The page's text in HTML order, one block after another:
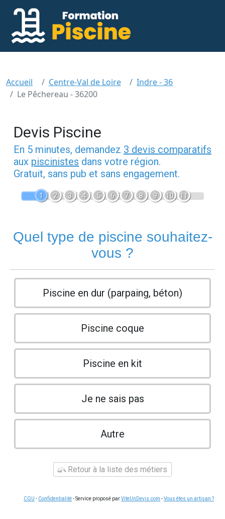
Accueil Centre-Val de Loire
Indre - 36
Le Pêchereau - 36200
Devis Piscine
En 5 minutes, demandez 3 devis comparatifs
aux piscinistes dans votre région.
Gratuit, sans pub et sans engagement.
1 2 3 4 5 6 7 8 9 10 11
Quel type de piscine souhaitez-
vous ?
Piscine en dur (parpaing, béton)
Piscine coque
Piscine en kit
Je ne sais pas
Autre
Retour à la liste des métiers
CGU - Confidentialité- Service proposé parViteUnDevis.com -Vous êtes un artisan ?